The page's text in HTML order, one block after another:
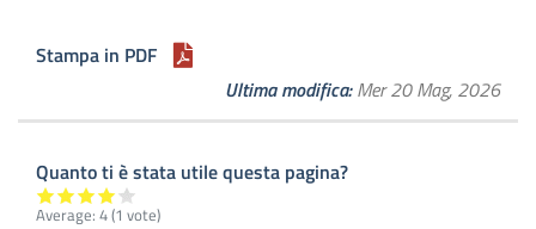
Stampa in PDF
Ultima modifica Mer 20 Mag, 2026
Quanto ti è stata utile questa pagina?
Average: 4(1 vote)